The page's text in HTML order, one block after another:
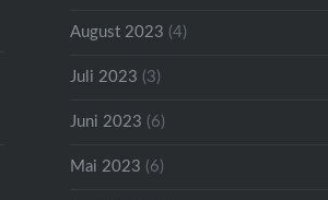
August 2023 (4)
Juli 2023 (3)
Juni 2023 (6)
Mai 2023 (6)